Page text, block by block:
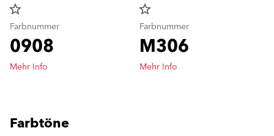
star_border
Farbnummer
0908
Mehr Info
star_border
Farbnummer
M306
Mehr Info
Farbtöne